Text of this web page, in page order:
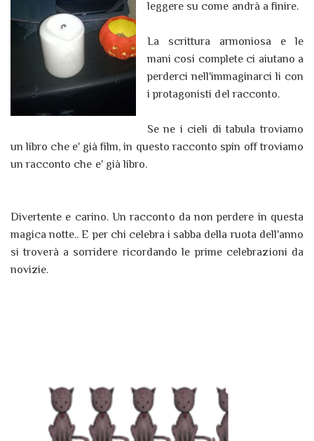
leggere su come andrà a finire.
La scrittura armoniosa e le
mani cosi complete ci aiutano a
perderci nell'immaginarci li con
i protagonisti del racconto.
Se ne i cieli di tabula troviamo
un libro che e' già film, in questo racconto spin off troviamo
un racconto che e' già libro.
Divertente e carino. Un racconto da non perdere in questa
magica notte.. E per chi celebra i sabba della ruota dell'anno
si troverà a sorridere ricordando le prime celebrazioni da
novizie.